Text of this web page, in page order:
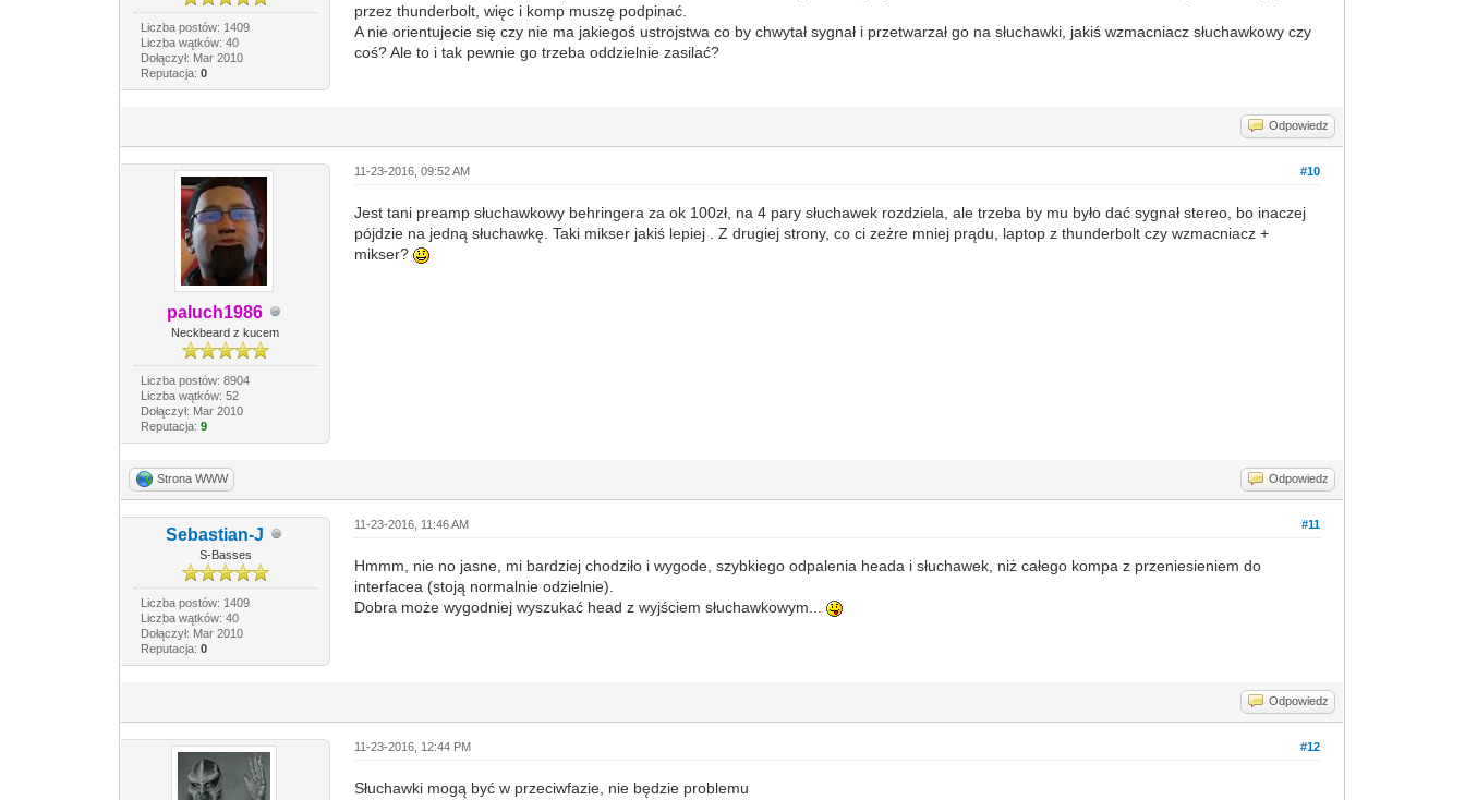
Liczba postów: 1409
Liczba wątków: 40
Dołączył: Mar 2010
Reputacja: 0
przez thunderbolt, więc i komp muszę podpinać.
A nie orientujecie się czy nie ma jakiegoś ustrojstwa co by chwytał sygnał i przetwarzał go na słuchawki, jakiś wzmacniacz słuchawkowy czy
coś? Ale to i tak pewnie go trzeba oddzielnie zasilać?
Odpowiedz
paluch1986
Neckbeard z kucem
Liczba postów: 8904
Liczba wątków: 52
Dołączył: Mar 2010
Reputacja: 9
#10
11-23-2016, 09:52 AM
Jest tani preamp słuchawkowy behringera za ok 100zł, na 4 pary słuchawek rozdziela, ale trzeba by mu było dać sygnał stereo, bo inaczej
pójdzie na jedną słuchawkę. Taki mikser jakiś lepiej . Z drugiej strony, co ci zeżre mniej prądu, laptop z thunderbolt czy wzmacniacz +
mikser?
Strona WWW Odpowiedz
Sebastian-J
S-Basses
Liczba postów: 1409
Liczba wątków: 40
Dołączył: Mar 2010
Reputacja: 0
#11
11-23-2016, 11:46 AM
Hmmm, nie no jasne, mi bardziej chodziło i wygode, szybkiego odpalenia heada i słuchawek, niż całego kompa z przeniesieniem do
interfacea (stoją normalnie odzielnie).
Dobra może wygodniej wyszukać head z wyjściem słuchawkowym...
Odpowiedz
#12
11-23-2016, 12:44 PM
Słuchawki mogą być w przeciwfazie, nie będzie problemu